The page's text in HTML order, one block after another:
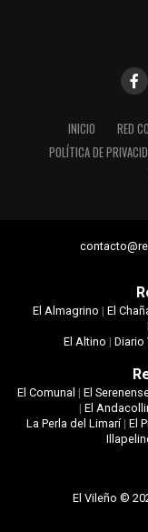
INICIO RED
POLÍTICA DE
El Almagrino | El
El Altino | Diario
El Comunal | El
| El
La Perla del Limarí|El
El Vileño ©